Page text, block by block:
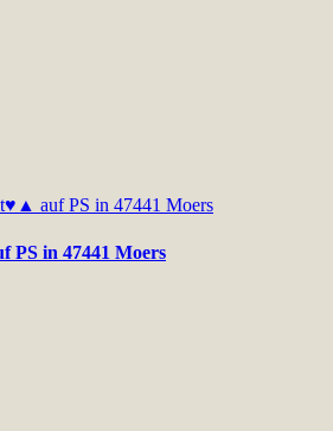
in 47441 Moers